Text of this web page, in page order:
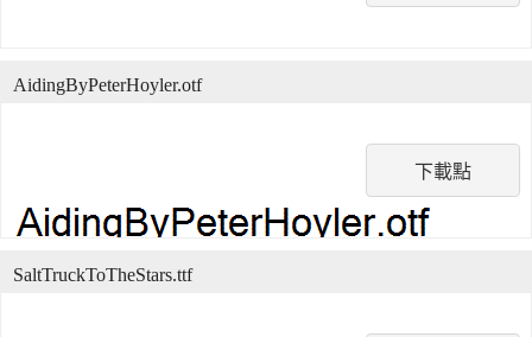
下載點
AidingByPeterHoyler.otf
SaltTruckToTheStars.ttf